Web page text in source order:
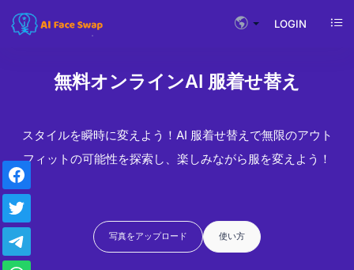
LOGIN
無料オンラインAI 服着せ替え
スタイルを瞬時に変えよう！AI 服着せ替えで無限のアウト
フィットの可能性を探索し、楽しみながら服を変えよう！
写真をアップロード 使い方